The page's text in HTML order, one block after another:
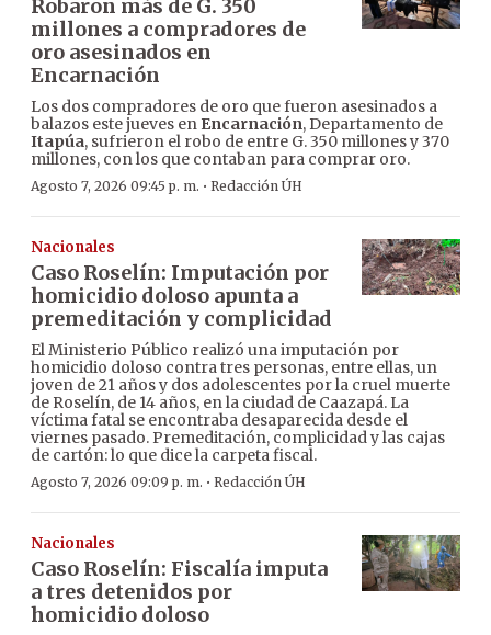
Robaron más de G. 350
millones a compradores de
oro asesinados en
Encarnación
Los dos compradores de oro que fueron asesinados a
balazos este jueves en Encarnación, Departamento de
Itapúa, sufrieron el robo de entre G. 350 millones y 370
millones, con los que contaban para comprar oro.
Agosto 7, 2026 09:45 p. m. · Redacción ÚH
Nacionales
Caso Roselín: Imputación por
homicidio doloso apunta a
premeditación y complicidad
El Ministerio Público realizó una imputación por
homicidio doloso contra tres personas, entre ellas, un
joven de 21 años y dos adolescentes por la cruel muerte
de Roselín, de 14 años, en la ciudad de Caazapá. La
víctima fatal se encontraba desaparecida desde el
viernes pasado. Premeditación, complicidad y las cajas
de cartón: lo que dice la carpeta fiscal.
Agosto 7, 2026 09:09 p. m. · Redacción ÚH
Nacionales
Caso Roselín: Fiscalía imputa
a tres detenidos por
homicidio doloso